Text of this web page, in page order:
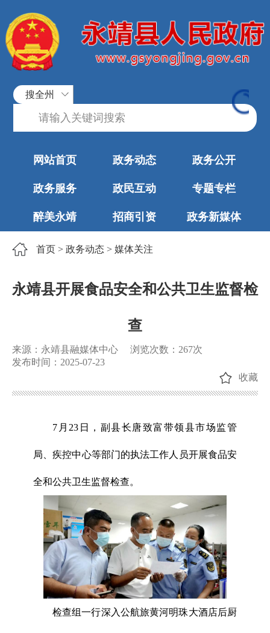
搜全州
网站首页 政务动态 政务公开
政务服务 政民互动 专题专栏
醉美永靖 招商引资 政务新媒体
首页 > 政务动态 > 媒体关注
永靖县开展食品安全和公共卫生监督检
查
来源：永靖县融媒体中心 浏览次数： 267次
发布时间：2025-07-23
收藏
7月23日，副县长唐致富带领县市场监管
局、疾控中心等部门的执法工作人员开展食品安
全和公共卫生监督检查。
检查组一行深入公航旅黄河明珠大酒店后厨